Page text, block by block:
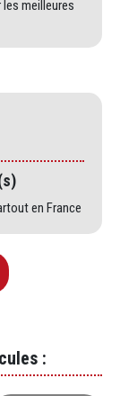
meilleures
en France
: